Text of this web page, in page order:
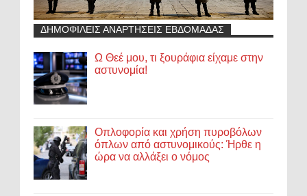
ΔΗΜΟΦΙΛΕΙΣ ΑΝΑΡΤΗΣΕΙΣ ΕΒΔΟΜΑΔΑΣ
Ω Θεέ μου, τι ξουράφια είχαμε στην
αστυνομία!
Οπλοφορία και χρήση πυροβόλων
όπλων από αστυνομικούς: Ήρθε η
ώρα να αλλάξει ο νόμος